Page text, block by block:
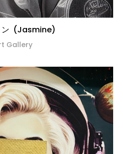
ン (Jasmine)
Gallery